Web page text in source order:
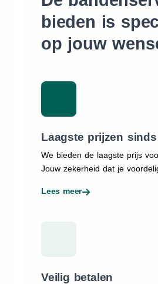
bieden is
op jouw
Laagste prijzen sinds
We bieden de laagste prijs
Jouw zekerheid dat je
Lees meer
Veilig betalen